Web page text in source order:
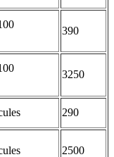
390
3250
290
2500